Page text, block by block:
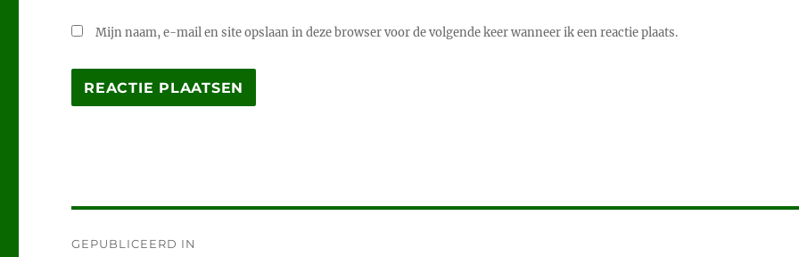
Mijn naam, e-mail en site opslaan in deze browser voor de volgende keer wanneer ik een reactie plaats.
GEPUBLICEERD IN